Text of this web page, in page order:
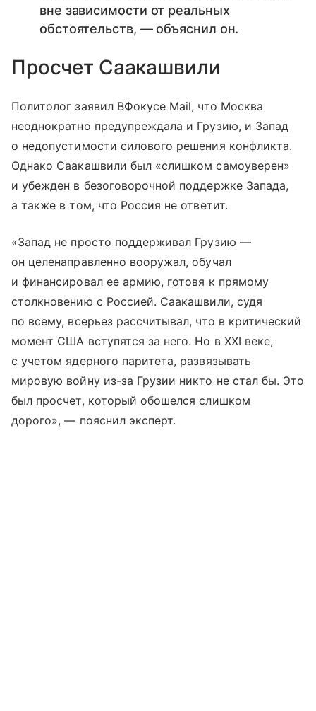
вне зависимости от реальных
обстоятельств, — объяснил он.
Просчет Саакашвили
Политолог заявил ВФокусе Mail, что Москва
неоднократно предупреждала и Грузию, и Запад
о недопустимости силового решения конфликта.
Однако Саакашвили был «слишком самоуверен»
и убежден в безоговорочной поддержке Запада,
а также в том, что Россия не ответит.
«Запад не просто поддерживал Грузию —
он целенаправленно вооружал, обучал
и финансировал ее армию, готовя к прямому
столкновению с Россией. Саакашвили, судя
по всему, всерьез рассчитывал, что в критический
момент США вступятся за него. Но в XXI веке,
с учетом ядерного паритета, развязывать
мировую войну из-за Грузии никто не стал бы. Это
был просчет, который обошелся слишком
дорого», — пояснил эксперт.